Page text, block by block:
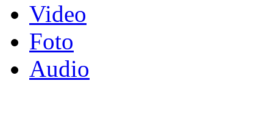
Video
Foto
Audio